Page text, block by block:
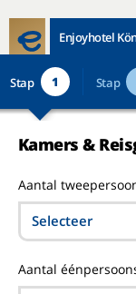
Enjoyhotel
Stap 1 Stap
Kamers &
Aantal
Selecteer
Aantal